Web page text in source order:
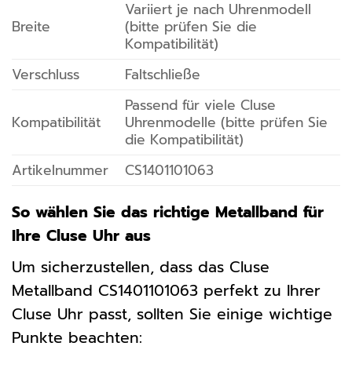
Breite
Variiert je nach Uhrenmodell
(bitte prüfen Sie die
Kompatibilität)
Verschluss
Faltschließe
Kompatibilität
Passend für viele Cluse
Uhrenmodelle (bitte prüfen Sie
die Kompatibilität)
Artikelnummer
CS1401101063
So wählen Sie das richtige Metallband für
Ihre Cluse Uhr aus
Um sicherzustellen, dass das Cluse
Metallband CS1401101063 perfekt zu Ihrer
Cluse Uhr passt, sollten Sie einige wichtige
Punkte beachten: